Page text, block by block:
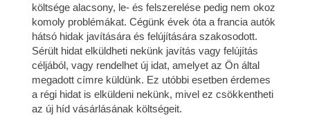
költsége alacsony, le- és felszerelése pedig nem okoz
komoly problémákat. Cégünk évek óta a francia autók
hátsó hidak javítására és felújítására szakosodott.
Sérült hidat elküldheti nekünk javítás vagy felújítás
céljából, vagy rendelhet új idat, amelyet az Ön által
megadott címre küldünk. Ez utóbbi esetben érdemes
a régi hidat is elküldeni nekünk, mivel ez csökkentheti
az új híd vásárlásának költségeit.